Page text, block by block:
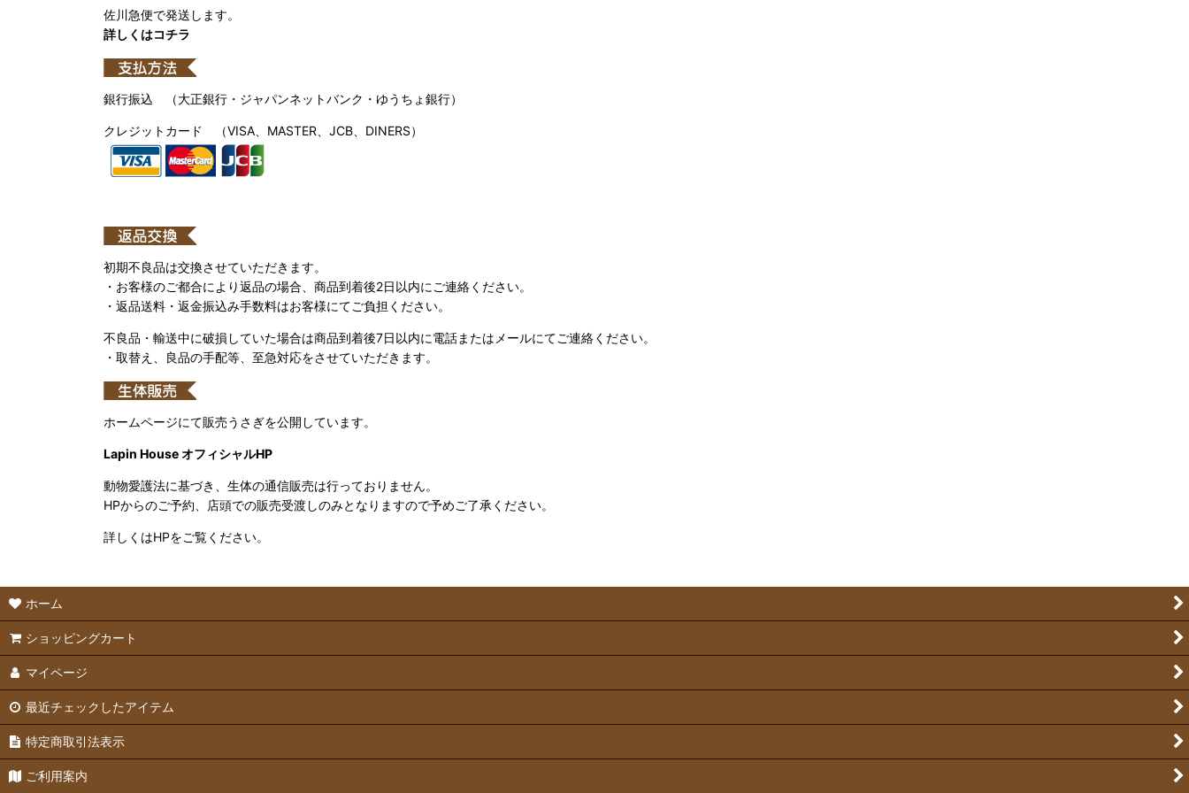
佐川急便で発送します。
詳しくはコチラ
銀行振込 （大正銀行・ジャパンネットバンク・ゆうちょ銀行）
クレジットカード （VISA、MASTER、JCB、DINERS）
初期不良品は交換させていただきます。
・お客様のご都合により返品の場合、商品到着後2日以内にご連絡ください。
・返品送料・返金振込み手数料はお客様にてご負担ください。
不良品・輸送中に破損していた場合は商品到着後7日以内に電話またはメールにてご連絡ください。
・取替え、良品の手配等、至急対応をさせていただきます。
ホームページにて販売うさぎを公開しています。
Lapin House オフィシャルHP
動物愛護法に基づき、生体の通信販売は行っておりません。
HPからのご予約、店頭での販売受渡しのみとなりますので予めご了承ください。
詳しくはHPをご覧ください。
ホーム
ショッピングカート
マイページ
最近チェックしたアイテム
特定商取引法表示
ご利用案内